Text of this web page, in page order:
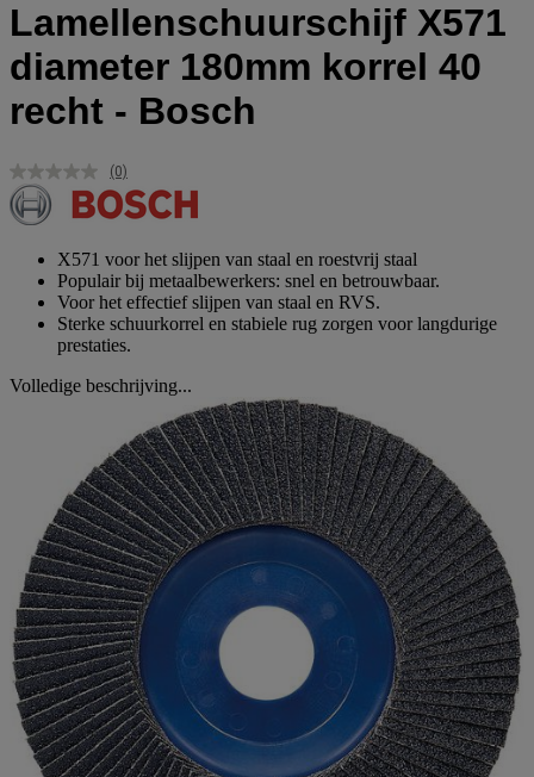
Lamellenschuurschijf X571
diameter 180mm korrel 40
recht - Bosch
Geen
scorewaarde.
Dezelfde
(0)
X571 voor het slijpen van staal en roestvrij staal
Populair bij metaalbewerkers: snel en betrouwbaar.
Voor het effectief slijpen van staal en RVS.
Sterke schuurkorrel en stabiele rug zorgen voor langdurige
prestaties.
Volledige beschrijving...